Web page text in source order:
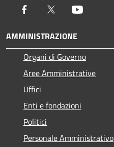
Facebook Twitter
AMMINISTRAZIONE
Organi di Governo
Aree Amministrative
Uffici
Enti e fondazioni
Politici
Personale Amministrativo